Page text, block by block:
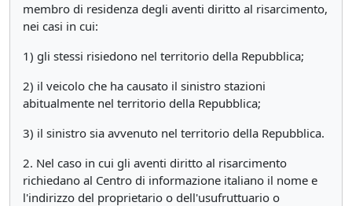
membro di residenza degli aventi diritto al risarcimento,
nei casi in cui:
1) gli stessi risiedono nel territorio della Repubblica;
2) il veicolo che ha causato il sinistro stazioni
abitualmente nel territorio della Repubblica;
3) il sinistro sia avvenuto nel territorio della Repubblica.
2. Nel caso in cui gli aventi diritto al risarcimento
richiedano al Centro di informazione italiano il nome e
l'indirizzo del proprietario o dell'usufruttuario o